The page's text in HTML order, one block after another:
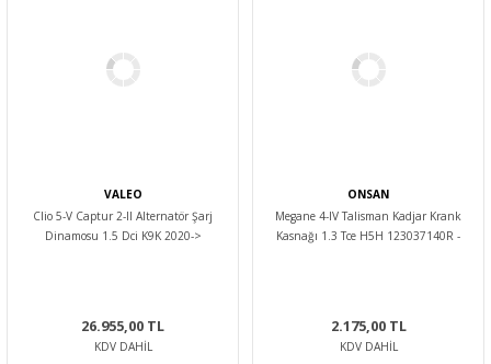
VALEO
Clio 5-V Captur 2-II Alternatör Şarj
Dinamosu 1.5 Dci K9K 2020->
26.955,00 TL
KDV DAHIL
ONSAN
Megane 4-IV Talisman Kadjar Krank
Kasnağı 1.3 Tce H5H 123037140R -
2.175,00 TL
KDV DAHIL